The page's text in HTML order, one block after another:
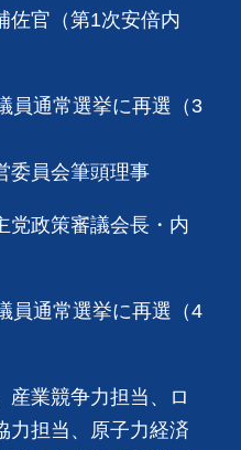
佐官（第1次安倍内
員通常選挙に再選（3
委員会筆頭理事
党政策審議会長・内
員通常選挙に再選（4
産業競争力担当、ロ
力担当、原子力経済